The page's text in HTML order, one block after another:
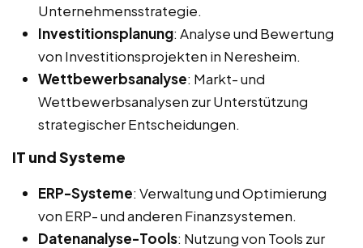
Unternehmensstrategie.
Investitionsplanung: Analyse und Bewertung
von Investitionsprojekten in Neresheim.
Wettbewerbsanalyse: Markt- und
Wettbewerbsanalysen zur Unterstützung
strategischer Entscheidungen.
IT und Systeme
ERP-Systeme: Verwaltung und Optimierung
von ERP- und anderen Finanzsystemen.
Datenanalyse-Tools: Nutzung von Tools zur